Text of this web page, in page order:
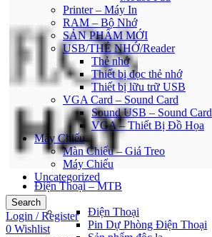
Printer – Máy In
RAM – Bộ Nhớ
SẢN PHẨM MỚI
USB/THẺ NHỚ/Reader
Thẻ nhớ
Thiết bị đọc thẻ nhớ
Thiết bị lữu trữ USB
VGA Card – Sound Card
Sound USB – Sound Card
VGA – Thiết Bị Đồ Họa
Máy Chiếu
Màn Chiếu – Giá Treo
Máy Chiếu
Uncategorized
Search
Login / Register
0 Wishlist
Điện Thoại – MTB
Điện Thoại
Pin Dự Phòng Điện Thoại